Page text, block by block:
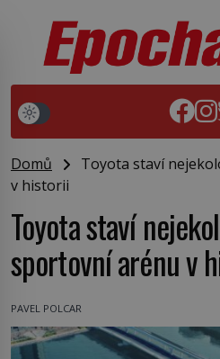
Domů
Toyota staví
v historii
Toyota staví
sportovní arénu v
PAVEL POLCAR